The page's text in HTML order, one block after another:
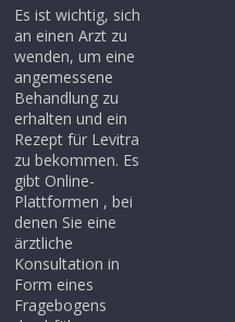
Es ist wichtig, sich
an einen Arzt zu
wenden, um eine
angemessene
Behandlung zu
erhalten und ein
Rezept für Levitra
zu bekommen. Es
gibt Online-
Plattformen , bei
denen Sie eine
ärztliche
Konsultation in
Form eines
Fragebogens